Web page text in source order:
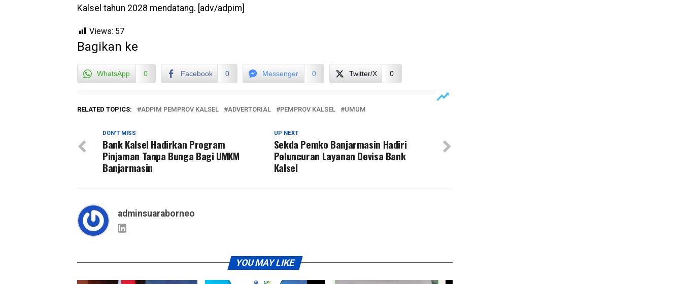
Kalsel tahun 2028 mendatang. [adv/adpim]
Views: 57
Bagikan ke
WhatsApp 0 Facebook 0 Messenger 0 Twitter/X 0
RELATED TOPICS: ADPIM PEMPROV KALSEL ADVERTORIAL PEMPROV KALSEL UMUM
UP NEXT
Sekda Pemko Banjarmasin Hadiri
Peluncuran Layanan Devisa Bank
Kalsel
DON'T MISS
Bank Kalsel Hadirkan Program
Pinjaman Tanpa Bunga Bagi UMKM
Banjarmasin
adminsuaraborneo
YOU MAY LIKE